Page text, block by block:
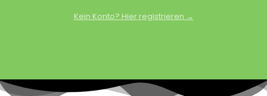
Kein Konto? Hier registrieren →